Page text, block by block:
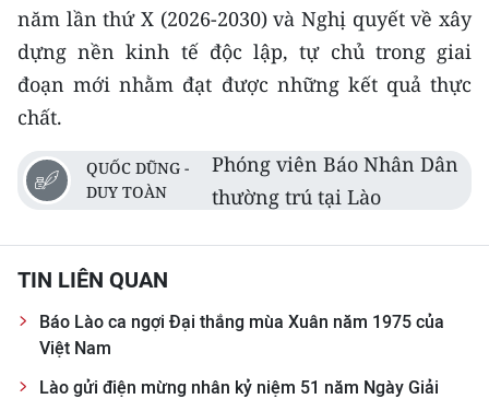
năm lần thứ X (2026-2030) và Nghị quyết về xây
dựng nền kinh tế độc lập, tự chủ trong giai
đoạn mới nhằm đạt được những kết quả thực
chất.
QUỐC DŨNG -
DUY TOÀN
Phóng viên Báo Nhân Dân
thường trú tại Lào
TIN LIÊN QUAN
Báo Lào ca ngợi Đại thắng mùa Xuân năm 1975 của
Việt Nam
Lào gửi điện mừng nhân kỷ niệm 51 năm Ngày Giải